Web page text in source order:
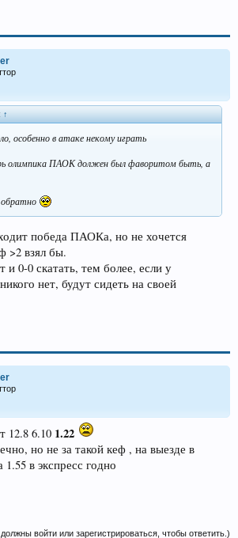
↑
особенно в атаке некому играть
олимпика ПАОК должен был фаворитом быть, а
победа ПАОКа, но не хочется
>2 взял бы.
0-0 скатать, тем более, если у
нет, будут сидеть на своей
12.8 6.10 1.22
но не за такой кеф , на выезде в
в экспресс годно
войти или зарегистрироваться, чтобы ответить.)